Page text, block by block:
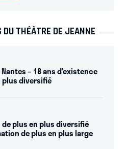
THÉÂTRE DE JEANNE
– 18 ans d’existence
plus diversifié
de plus en plus diversifié
de plus en plus large